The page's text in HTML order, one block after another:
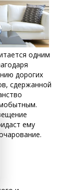
одним
дорогих
сдержанной
ему